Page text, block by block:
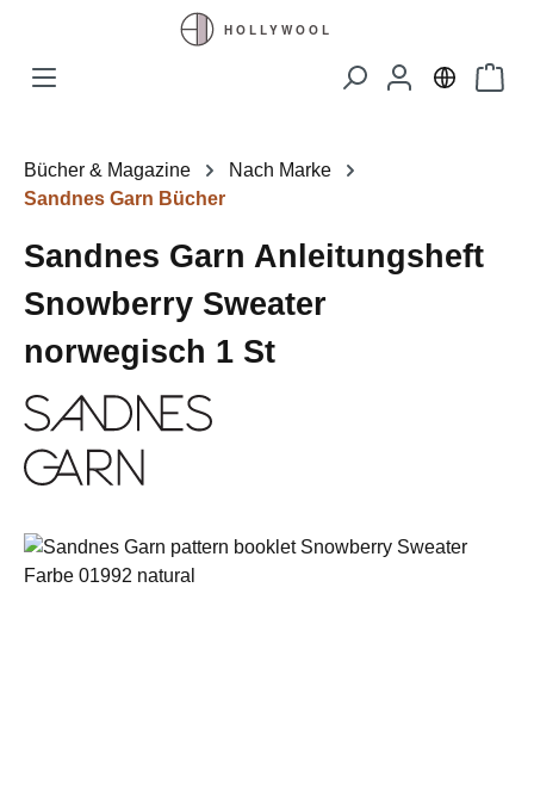
Zum Hauptinhalt springen
Bücher & Magazine
Nach Marke
Sandnes Garn Bücher
Sandnes Garn Anleitungsheft
Snowberry Sweater
norwegisch 1 St
Bildergalerie überspringen